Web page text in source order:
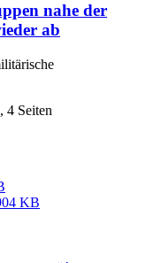
nahe der
ab
4 Seiten
KB